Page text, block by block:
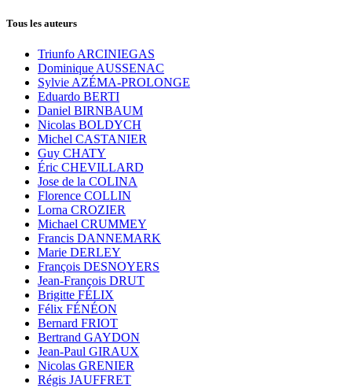
Tous les auteurs
Triunfo ARCINIEGAS
Dominique AUSSENAC
Sylvie AZÉMA-PROLONGE
Eduardo BERTI
Daniel BIRNBAUM
Nicolas BOLDYCH
Michel CASTANIER
Guy CHATY
Éric CHEVILLARD
Jose de la COLINA
Florence COLLIN
Lorna CROZIER
Michael CRUMMEY
Francis DANNEMARK
Marie DERLEY
François DESNOYERS
Jean-François DRUT
Brigitte FÉLIX
Félix FÉNÉON
Bernard FRIOT
Bertrand GAYDON
Jean-Paul GIRAUX
Nicolas GRENIER
Régis JAUFFRET